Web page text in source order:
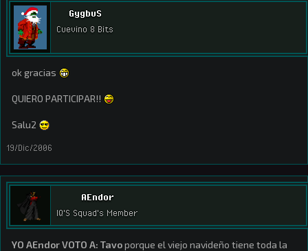
GygbuS
Cuevino 8 Bits
ok gracias
QUIERO PARTICIPAR!!
Salu2
19/Dic/2006
AEndor
IQ'S Squad's Member
YO AEndor VOTO A: Tavoporque el viejo navideño tiene toda la